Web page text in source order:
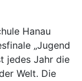
Hanau
„Jugend
jedes Jahr die
Welt. Die